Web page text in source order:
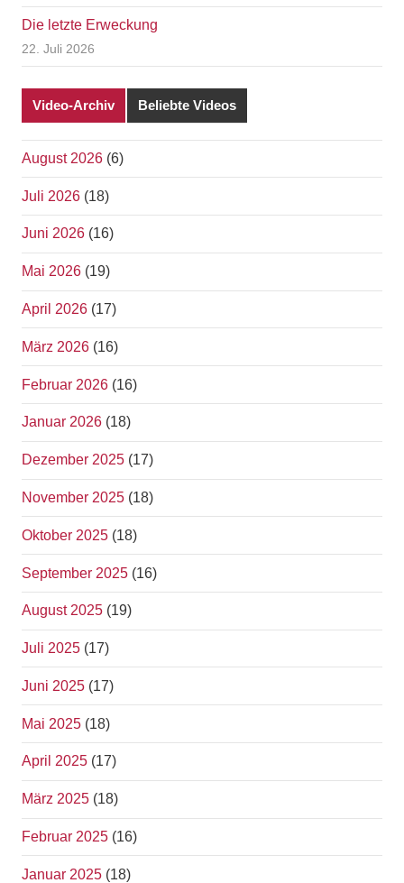
Die letzte Erweckung
22. Juli 2026
Video-Archiv Beliebte Videos
August 2026 (6)
Juli 2026 (18)
Juni 2026 (16)
Mai 2026 (19)
April 2026 (17)
März 2026 (16)
Februar 2026 (16)
Januar 2026 (18)
Dezember 2025 (17)
November 2025 (18)
Oktober 2025 (18)
September 2025 (16)
August 2025 (19)
Juli 2025 (17)
Juni 2025 (17)
Mai 2025 (18)
April 2025 (17)
März 2025 (18)
Februar 2025 (16)
Januar 2025 (18)